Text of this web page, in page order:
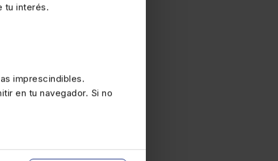
tu interés.
imprescindibles.
en tu navegador. Si no